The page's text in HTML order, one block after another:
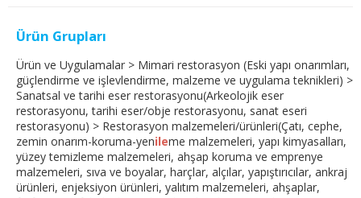
Ürün Grupları
Ürün ve Uygulamalar > Mimari restorasyon (Eski yapı onarımları,
güçlendirme ve işlevlendirme, malzeme ve uygulama teknikleri) >
Sanatsal ve tarihi eser restorasyonu(Arkeolojik eser
restorasyonu, tarihi eser/obje restorasyonu, sanat eseri
restorasyonu) > Restorasyon malzemeleri/ürünleri(Çatı, cephe,
zemin onarım-koruma-yenileme malzemeleri, yapı kimyasalları,
yüzey temizleme malzemeleri, ahşap koruma ve emprenye
malzemeleri, sıva ve boyalar, harçlar, alçılar, yapıştırıcılar, ankraj
ürünleri, enjeksiyon ürünleri, yalıtım malzemeleri, ahşaplar,